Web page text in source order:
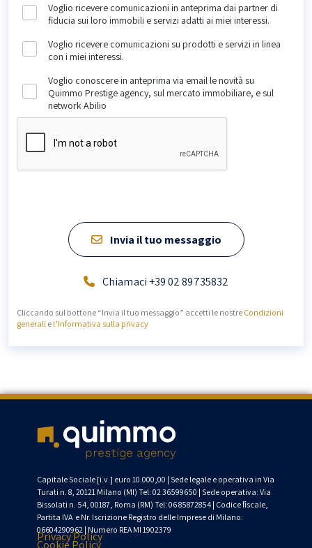
Voglio ricevere comunicazioni in anteprima dai partner di
fiducia sui loro immobili e servizi adatti ai miei interessi.
Voglio ricevere comunicazioni su prodotti e servizi in linea
con i miei interessi.
Voglio conoscere in anteprima via email le novità su
Quimmo Prestige agency, sul mercato immobiliare, e sul
network Abilio
Invia il tuo messaggio
Chiamaci +39 02 89735832
Cliccando sul bottone “Invia il tuo messaggio” accetti le nostre Condizioni
generali e l’Informativa sulla privacy
Capitale Sociale [i.v .] euro 10.000,00 | Sede legale e operativa in Via
Turati n. 8, 20121 Milano (MI) Tel: 02 36599650 | Sede operativa: Via
Bissolati n. 54, 00187, Roma (RM) Tel: 06 85872854 | Codiceﬁscale
Partita IVA e Nr. Iscrizione Registro delle Imprese di Milano:
06604290962 | Numero REA MI 1902379
Privacy Policy
Cookie Policy